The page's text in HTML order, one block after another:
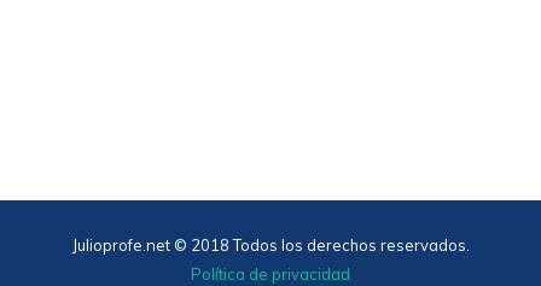
Julioprofe.net © 2018 Todos los derechos reservados.
Política de privacidad